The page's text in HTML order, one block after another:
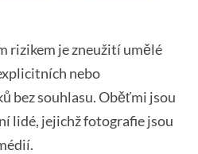
rizikem je zneužití umělé
nebo
bez souhlasu. Oběťmi jsou
lidé, jejichž fotografie jsou